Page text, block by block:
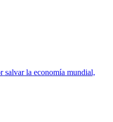
salvar la economía mundial,